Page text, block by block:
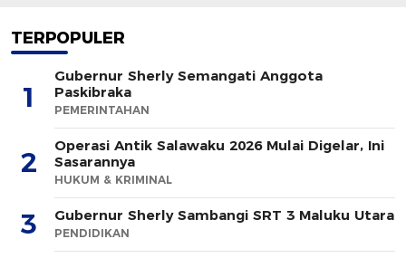
TERPOPULER
1
Gubernur Sherly Semangati Anggota
Paskibraka
PEMERINTAHAN
2
Operasi Antik Salawaku 2026 Mulai Digelar, Ini
Sasarannya
HUKUM & KRIMINAL
3 Gubernur Sherly Sambangi SRT 3 Maluku Utara
PENDIDIKAN